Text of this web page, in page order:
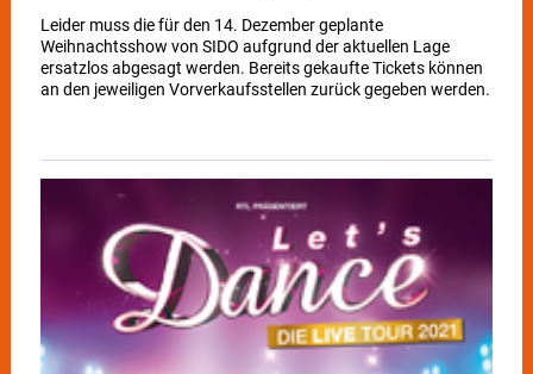
Leider muss die für den 14. Dezember geplante
Weihnachtsshow von SIDO aufgrund der aktuellen Lage
ersatzlos abgesagt werden. Bereits gekaufte Tickets können
an den jeweiligen Vorverkaufsstellen zurück gegeben werden.